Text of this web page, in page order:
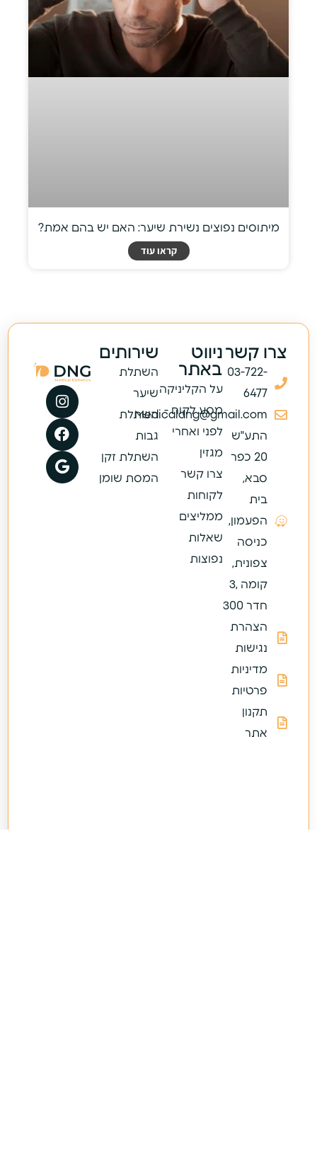
מיתוסים נפוצים נשירת שיער: האם יש בהם אמת?
קראו עוד
צרו קשר
03-722-
6477
Medicaldng@gmail.com
התע"ש
20 כפר
סבא,
בית
הפעמון,
כניסה
צפונית,
קומה ,3
חדר 300
הצהרת
נגישות
מדיניות
פרטיות
תקנון
אתר
ניווט
באתר
על הקליניקה
מסע לקוח -
לפני ואחרי
מגזין
צרו קשר
לקוחות
ממליצים
שאלות
נפוצות
שירותים
השתלת
שיער
השתלת
גבות
השתלת זקן
המסת שומן